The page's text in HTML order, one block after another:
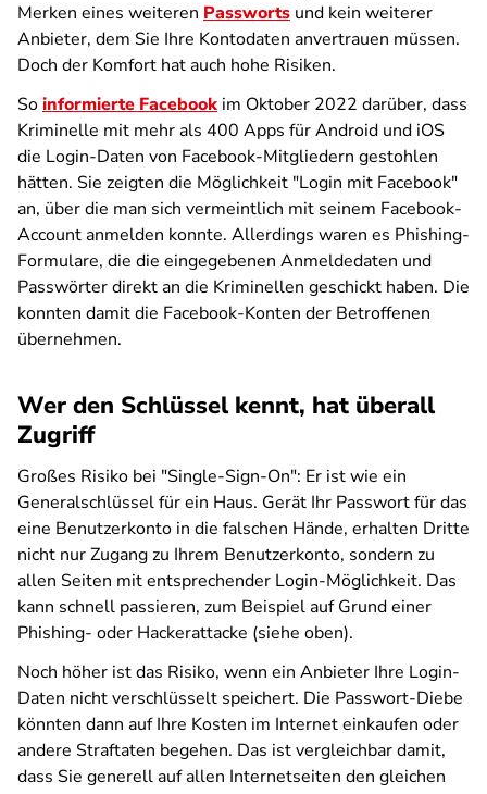
Merken eines weiteren Passworts und kein weiterer
Anbieter, dem Sie Ihre Kontodaten anvertrauen müssen.
Doch der Komfort hat auch hohe Risiken.
Soinformierte Facebook im Oktober 2022 darüber, dass
Kriminelle mit mehr als 400 Apps für Android und iOS
die Login-Daten von Facebook-Mitgliedern gestohlen
hätten. Sie zeigten die Möglichkeit "Login mit Facebook"
an, über die man sich vermeintlich mit seinem Facebook-
Account anmelden konnte. Allerdings waren es Phishing-
Formulare, die die eingegebenen Anmeldedaten und
Passwörter direkt an die Kriminellen geschickt haben. Die
konnten damit die Facebook-Konten der Betroffenen
übernehmen.
Wer den Schlüssel kennt, hat überall
Zugriff
Großes Risiko bei "Single-Sign-On": Er ist wie ein
Generalschlüssel für ein Haus. Gerät Ihr Passwort für das
eine Benutzerkonto in die falschen Hände, erhalten Dritte
nicht nur Zugang zu Ihrem Benutzerkonto, sondern zu
allen Seiten mit entsprechender Login-Möglichkeit. Das
kann schnell passieren, zum Beispiel auf Grund einer
Phishing- oder Hackerattacke (siehe oben).
Noch höher ist das Risiko, wenn ein Anbieter Ihre Login-
Daten nicht verschlüsselt speichert. Die Passwort-Diebe
könnten dann auf Ihre Kosten im Internet einkaufen oder
andere Straftaten begehen. Das ist vergleichbar damit,
dass Sie generell auf allen Internetseiten den gleichen